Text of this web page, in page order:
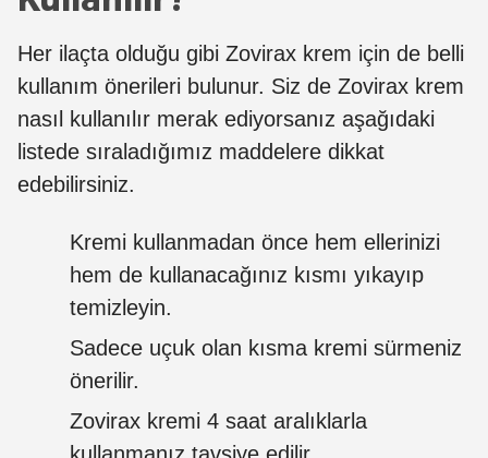
Her ilaçta olduğu gibi Zovirax krem için de belli
kullanım önerileri bulunur. Siz de Zovirax krem
nasıl kullanılır merak ediyorsanız aşağıdaki
listede sıraladığımız maddelere dikkat
edebilirsiniz.
Kremi kullanmadan önce hem ellerinizi
hem de kullanacağınız kısmı yıkayıp
temizleyin.
Sadece uçuk olan kısma kremi sürmeniz
önerilir.
Zovirax kremi 4 saat aralıklarla